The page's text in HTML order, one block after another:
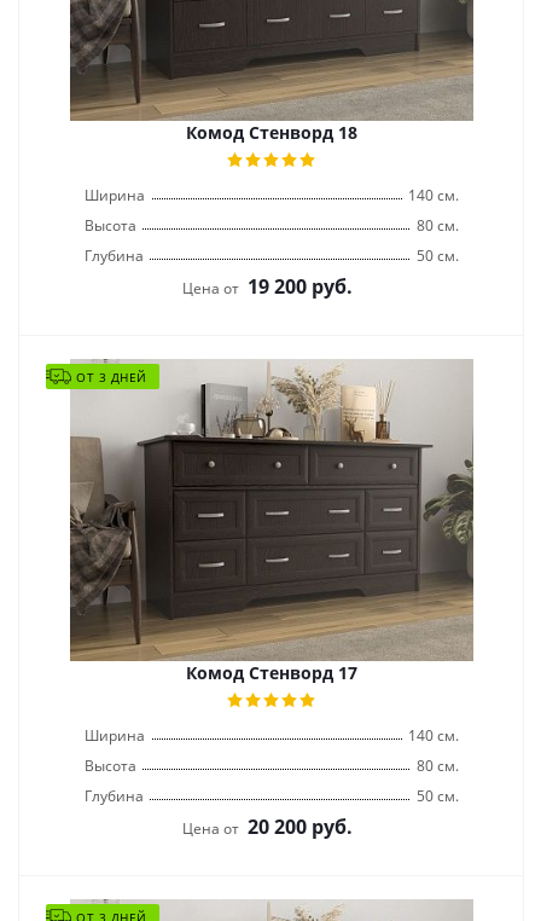
Комод Стенворд 18
Ширина
140 см.
Высота
80 см.
Глубина
50 см.
Цена от 19 200 руб.
ОТ 3 ДНЕЙ
Комод Стенворд 17
Ширина
140 см.
Высота
80 см.
Глубина
50 см.
Цена от 20 200 руб.
ОТ 3 ДНЕЙ